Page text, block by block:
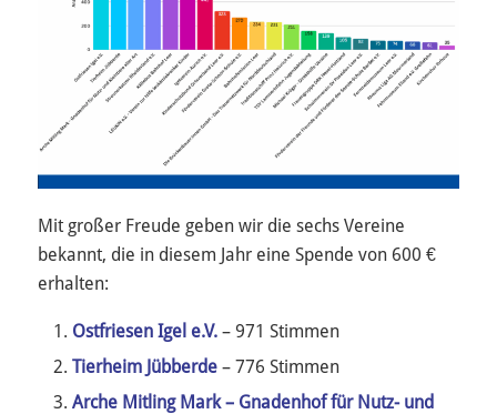
Mit großer Freude geben wir die sechs Vereine
bekannt, die in diesem Jahr eine Spende von 600 €
erhalten:
Ostfriesen Igel e.V. – 971 Stimmen
Tierheim Jübberde – 776 Stimmen
Arche Mitling Mark – Gnadenhof für Nutz- und